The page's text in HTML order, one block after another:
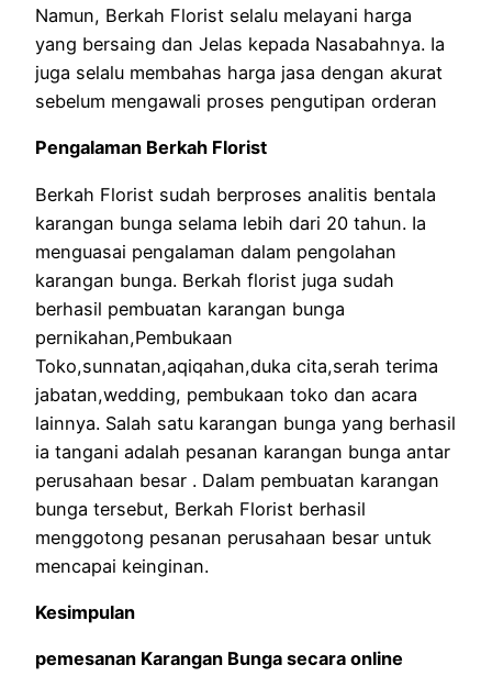
Namun, Berkah Florist selalu melayani harga
yang bersaing dan Jelas kepada Nasabahnya. Ia
juga selalu membahas harga jasa dengan akurat
sebelum mengawali proses pengutipan orderan
Pengalaman Berkah Florist
Berkah Florist sudah berproses analitis bentala
karangan bunga selama lebih dari 20 tahun. Ia
menguasai pengalaman dalam pengolahan
karangan bunga. Berkah florist juga sudah
berhasil pembuatan karangan bunga
pernikahan,Pembukaan
Toko,sunnatan,aqiqahan,duka cita,serah terima
jabatan,wedding, pembukaan toko dan acara
lainnya. Salah satu karangan bunga yang berhasil
ia tangani adalah pesanan karangan bunga antar
perusahaan besar . Dalam pembuatan karangan
bunga tersebut, Berkah Florist berhasil
menggotong pesanan perusahaan besar untuk
mencapai keinginan.
Kesimpulan
pemesanan Karangan Bunga secara online